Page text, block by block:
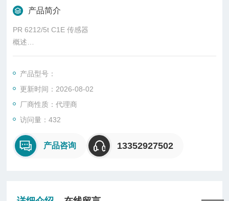
产品简介
PR 6212/5t C1E 传感器
概述
柱式传感器也可称为柱式测力传感器，是称重传感器的一种，是
型、悬臂型、轮辐式、板环式、膜盒式、桥式、柱筒式等几种样
式。
产品型号：
更新时间：2026-08-02
厂商性质：代理商
访问量：432
产品咨询 13352927502